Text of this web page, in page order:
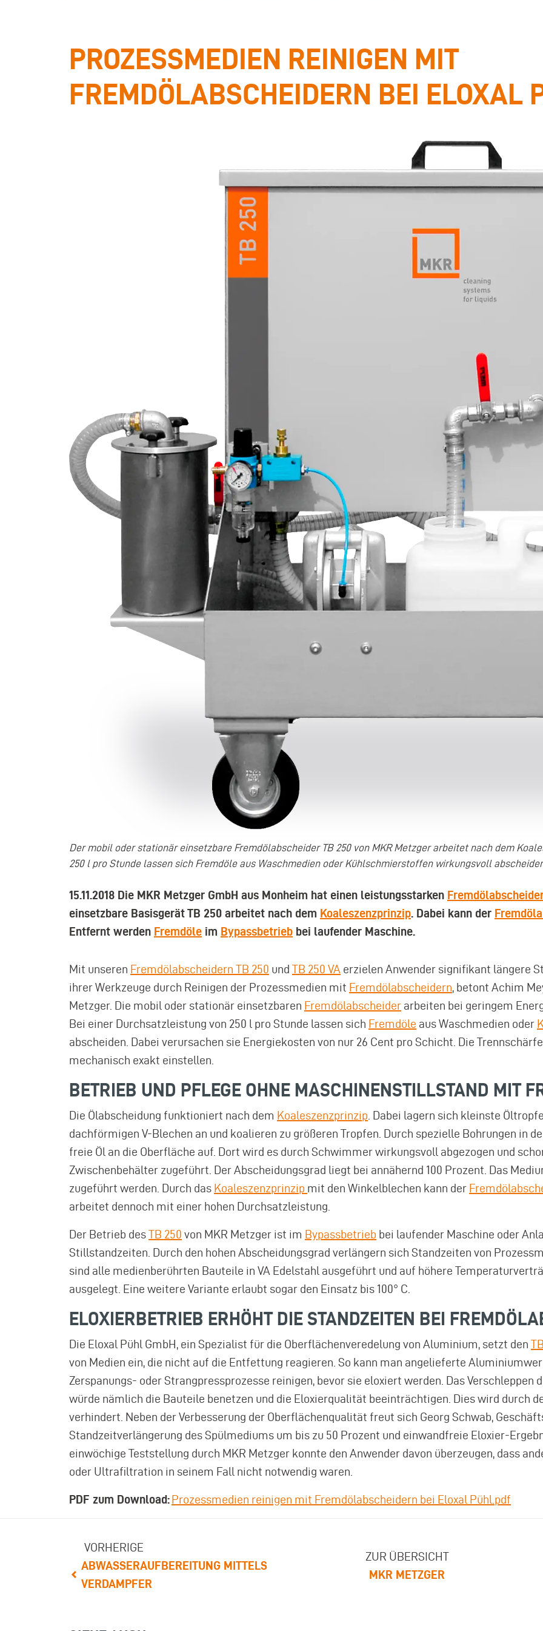
PROZESSMEDIEN REINIGEN MIT
FREMDÖLABSCHEIDERN BEI ELOXAL
Der mobil oder stationär einsetzbare Fremdölabscheider TB 250 von MKR Metzger arbeitet nach dem
250 l pro Stunde lassen sich Fremdöle aus Waschmedien oder Kühlschmierstoffen wirkungsvoll
15.11.2018 Die MKR Metzger GmbH aus Monheim hat einen leistungsstarken
einsetzbare Basisgerät TB 250 arbeitet nach dem Koaleszenzprinzip. Dabei kann der
Entfernt werden Fremdöle im Bypassbetrieb bei laufender Maschine.
Mit unseren Fremdölabscheidern TB 250 und TB 250 VA erzielen Anwender signifikant längere
ihrer Werkzeuge durch Reinigen der Prozessmedien mit Fremdölabscheidern, betont Achim
Metzger. Die mobil oder stationär einsetzbaren Fremdölabscheider arbeiten bei geringem
Bei einer Durchsatzleistung von 250 l pro Stunde lassen sich Fremdöle aus Waschmedien oder
abscheiden. Dabei verursachen sie Energiekosten von nur 26 Cent pro Schicht. Die
mechanisch exakt einstellen.
BETRIEB UND PFLEGE OHNE MASCHINENSTILLSTAND MIT
Die Ölabscheidung funktioniert nach dem Koaleszenzprinzip . Dabei lagern sich kleinste
dachförmigen V-Blechen an und koalieren zu größeren Tropfen. Durch spezielle Bohrungen in
freie Öl an die Oberfläche auf. Dort wird es durch Schwimmer wirkungsvoll abgezogen und
Zwischenbehälter zugeführt. Der Abscheidungsgrad liegt bei annähernd 100 Prozent. Das
zugeführt werden. Durch das Koaleszenzprinzip mit den Winkelblechen kann der
arbeitet dennoch mit einer hohen Durchsatzleistung.
Der Betrieb desTB 250 von MKR Metzger ist im Bypassbetrieb bei laufender Maschine oder
Stillstandzeiten. Durch den hohen Abscheidungsgrad verlängern sich Standzeiten von
sind alle medienberührten Bauteile in VA Edelstahl ausgeführt und auf höhere
ausgelegt. Eine weitere Variante erlaubt sogar den Einsatz bis 100° C.
ELOXIERBETRIEB ERHÖHT DIE STANDZEITEN BEI
Die Eloxal Pühl GmbH, ein Spezialist für die Oberflächenveredelung von Aluminium, setzt den
von Medien ein, die nicht auf die Entfettung reagieren. So kann man angelieferte
Zerspanungs- oder Strangpressprozesse reinigen, bevor sie eloxiert werden. Das Verschleppen
würde nämlich die Bauteile benetzen und die Eloxierqualität beeinträchtigen. Dies wird durch
verhindert. Neben der Verbesserung der Oberflächenqualität freut sich Georg Schwab,
Standzeitverlängerung des Spülmediums um bis zu 50 Prozent und einwandfreie Eloxier-
einwöchige Teststellung durch MKR Metzger konnte den Anwender davon überzeugen, dass
oder Ultrafiltration in seinem Fall nicht notwendig waren.
PDF zum Download:Prozessmedien reinigen mit Fremdölabscheidern bei Eloxal Pühl.pdf
VORHERIGE
ABWASSERAUFBEREITUNG MITTELS
VERDAMPFER
ZUR ÜBERSICHT
MKR METZGER